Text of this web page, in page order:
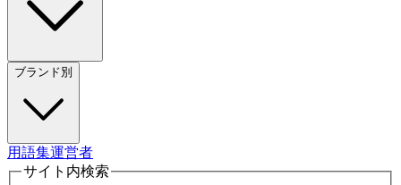
ブランド別
用語集運営者
サイト内検索